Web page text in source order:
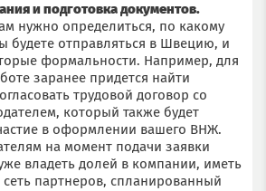
и подготовка документов.
нужно определиться, по какому
будете отправляться в Швецию, и
формальности. Например, для
заранее придется найти
трудовой договор со
который также будет
в оформлении вашего ВНЖ.
на момент подачи заявки
владеть долей в компании, иметь
партнеров, спланированный